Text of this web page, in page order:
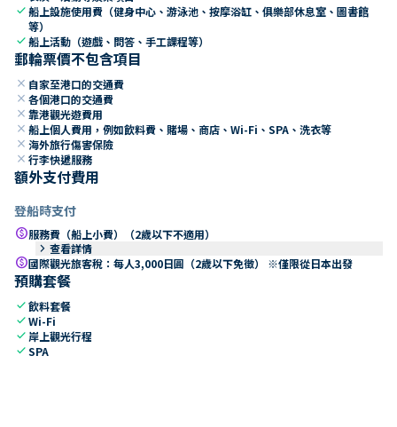
check船上設施使用費（健身中心、游泳池、按摩浴缸、俱樂部休息室、圖書館
等）
check船上活動（遊戲、問答、手工課程等）
郵輪票價不包含項目
close 自家至港口的交通費
close 各個港口的交通費
close 靠港觀光遊費用
close 船上個人費用，例如飲料費、賭場、商店、Wi-Fi、SPA、洗衣等
close 海外旅行傷害保險
close 行李快遞服務
額外支付費用
登船時支付
paid服務費（船上小費）（2歲以下不適用）
keyboard_arrow_right 查看詳情
paid國際觀光旅客稅：每人3,000日圓（2歲以下免徵） ※僅限從日本出發
預購套餐
check飲料套餐
checkWi-Fi
check 岸上觀光行程
checkSPA